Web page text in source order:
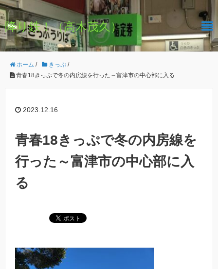
降り鉄！（高木茂久）
ホーム / きっぷ /
青春18きっぷで冬の内房線を行った～富津市の中心部に入る
2023.12.16
青春18きっぷで冬の内房線を
行った～富津市の中心部に入
る